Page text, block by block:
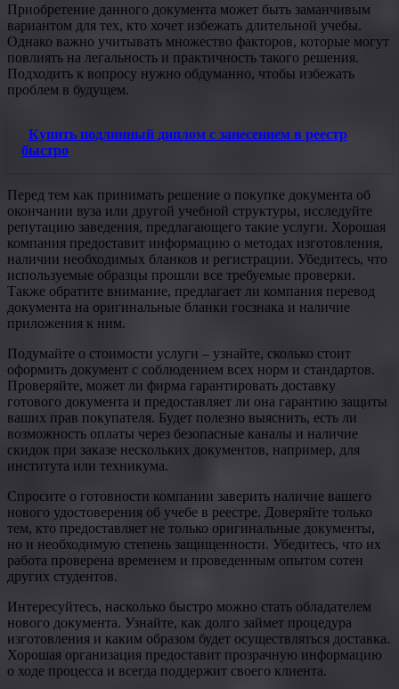
Приобретение данного документа может быть заманчивым
вариантом для тех, кто хочет избежать длительной учебы.
Однако важно учитывать множество факторов, которые могут
повлиять на легальность и практичность такого решения.
Подходить к вопросу нужно обдуманно, чтобы избежать
проблем в будущем.
Купить подлинный диплом с занесением в реестр
быстро
Перед тем как принимать решение о покупке документа об
окончании вуза или другой учебной структуры, исследуйте
репутацию заведения, предлагающего такие услуги. Хорошая
компания предоставит информацию о методах изготовления,
наличии необходимых бланков и регистрации. Убедитесь, что
используемые образцы прошли все требуемые проверки.
Также обратите внимание, предлагает ли компания перевод
документа на оригинальные бланки госзнака и наличие
приложения к ним.
Подумайте о стоимости услуги – узнайте, сколько стоит
оформить документ с соблюдением всех норм и стандартов.
Проверяйте, может ли фирма гарантировать доставку
готового документа и предоставляет ли она гарантию защиты
ваших прав покупателя. Будет полезно выяснить, есть ли
возможность оплаты через безопасные каналы и наличие
скидок при заказе нескольких документов, например, для
института или техникума.
Спросите о готовности компании заверить наличие вашего
нового удостоверения об учебе в реестре. Доверяйте только
тем, кто предоставляет не только оригинальные документы,
но и необходимую степень защищенности. Убедитесь, что их
работа проверена временем и проведенным опытом сотен
других студентов.
Интересуйтесь, насколько быстро можно стать обладателем
нового документа. Узнайте, как долго займет процедура
изготовления и каким образом будет осуществляться доставка.
Хорошая организация предоставит прозрачную информацию
о ходе процесса и всегда поддержит своего клиента.